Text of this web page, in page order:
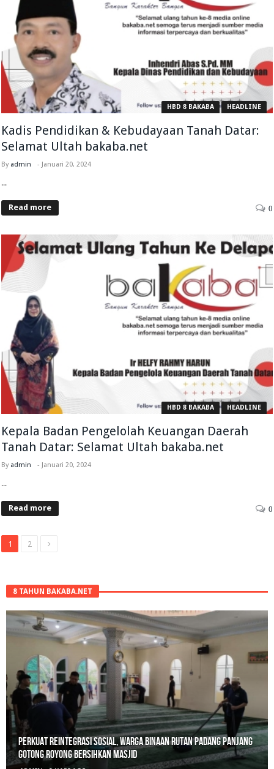
HBD 8 BAKABA HEADLINE
Kadis Pendidikan & Kebudayaan Tanah Datar:
Selamat Ultah bakaba.net
By admin - Januari 20, 2024
...
Read more 0
HBD 8 BAKABA HEADLINE
Kepala Badan Pengelolah Keuangan Daerah
Tanah Datar: Selamat Ultah bakaba.net
By admin - Januari 20, 2024
...
Read more 0
1 2
8 TAHUN BAKABA.NET
Polisi Sita 82 Paket Ganja Siap Edar di Tanah Datar